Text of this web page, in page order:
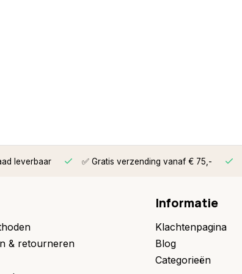
leverbaar ✅ Gratis verzending vanaf € 75,-
& retourneren
Informatie
Klachtenpagina
Blog
Categorieën